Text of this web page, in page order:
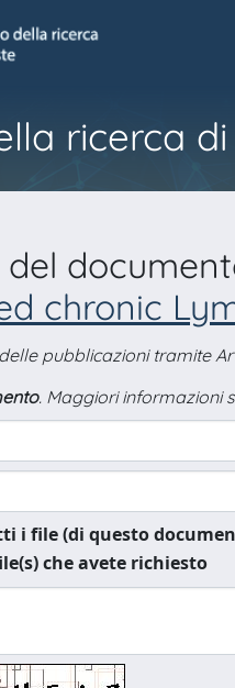
ricerca di
chronic
pubblicazioni tramite
. Maggiori informazioni
i file (di questo
che avete richiesto